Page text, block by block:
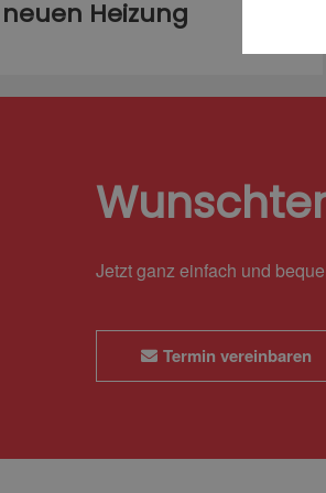
neuen Heizung
Jetzt ganz einfach und
Termin vereinbaren